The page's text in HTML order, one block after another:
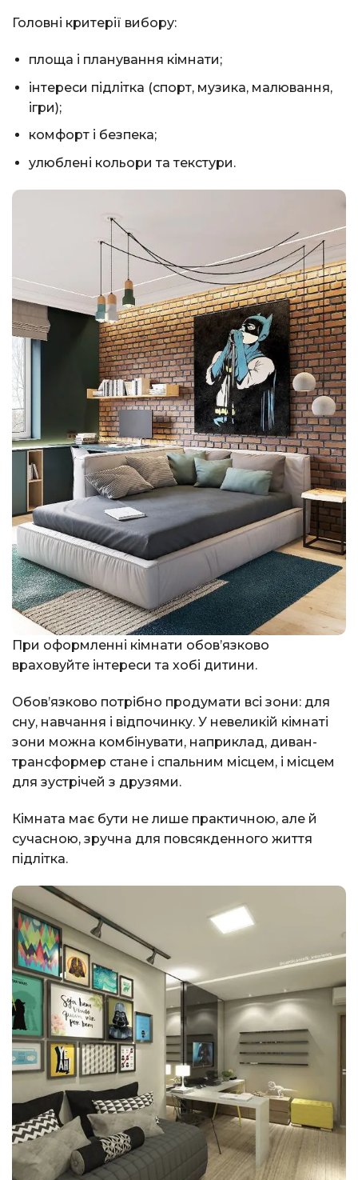
Головні критерії вибору:
площа і планування кімнати;
інтереси підлітка (спорт, музика, малювання,
ігри);
комфорт і безпека;
улюблені кольори та текстури.
При оформленні кімнати обов’язково
враховуйте інтереси та хобі дитини.
Обов’язково потрібно продумати всі зони: для
сну, навчання і відпочинку. У невеликій кімнаті
зони можна комбінувати, наприклад, диван-
трансформер стане і спальним місцем, і місцем
для зустрічей з друзями.
Кімната має бути не лише практичною, але й
сучасною, зручна для повсякденного життя
підлітка.